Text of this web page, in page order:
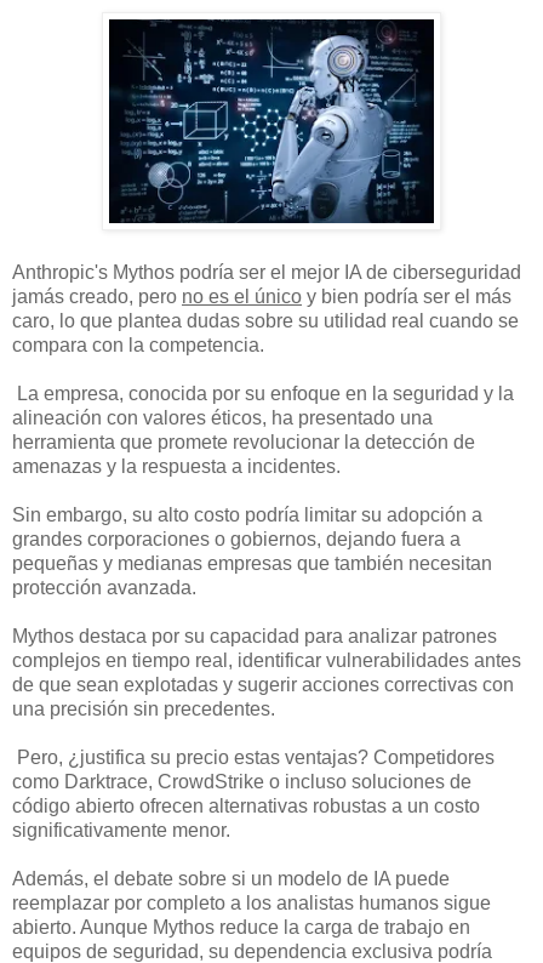
Anthropic's Mythos podría ser el mejor IA de ciberseguridad
jamás creado, pero no es el único y bien podría ser el más
caro, lo que plantea dudas sobre su utilidad real cuando se
compara con la competencia.
La empresa, conocida por su enfoque en la seguridad y la
alineación con valores éticos, ha presentado una
herramienta que promete revolucionar la detección de
amenazas y la respuesta a incidentes.
Sin embargo, su alto costo podría limitar su adopción a
grandes corporaciones o gobiernos, dejando fuera a
pequeñas y medianas empresas que también necesitan
protección avanzada.
Mythos destaca por su capacidad para analizar patrones
complejos en tiempo real, identificar vulnerabilidades antes
de que sean explotadas y sugerir acciones correctivas con
una precisión sin precedentes.
Pero, ¿justifica su precio estas ventajas? Competidores
como Darktrace, CrowdStrike o incluso soluciones de
código abierto ofrecen alternativas robustas a un costo
significativamente menor.
Además, el debate sobre si un modelo de IA puede
reemplazar por completo a los analistas humanos sigue
abierto. Aunque Mythos reduce la carga de trabajo en
equipos de seguridad, su dependencia exclusiva podría